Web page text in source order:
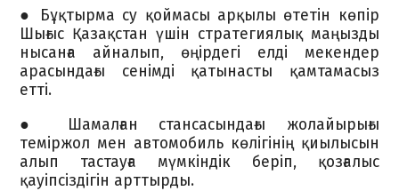
● Бұқтырма су қоймасы арқылы өтетін көпір
Шығыс Қазақстан үшін стратегиялық маңызды
нысанға айналып, өңірдегі елді мекендер
арасындағы сенімді қатынасты қамтамасыз
етті.
● Шамалған стансасындағы жолайырығы
теміржол мен автомобиль көлігінің қиылысын
алып тастауға мүмкіндік беріп, қозғалыс
қауіпсіздігін арттырды.